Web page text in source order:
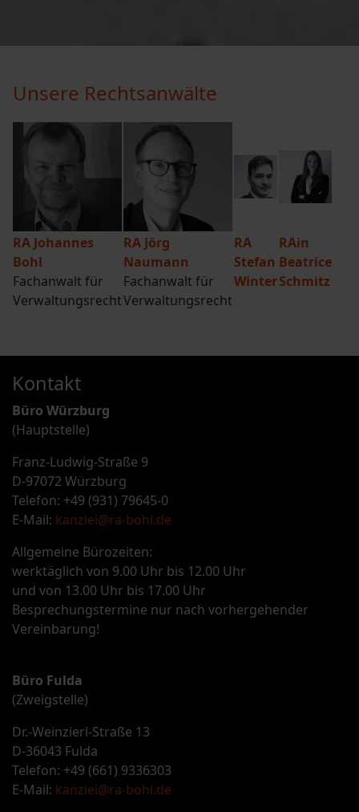
Unsere Rechtsanwälte
RA Johannes
Bohl
Fachanwalt für
Verwaltungsrecht
RA Jörg
Naumann
Fachanwalt für
Verwaltungsrecht
RA
Stefan
Winter
RAin
Beatrice
Schmitz
Kontakt
Büro Würzburg
(Hauptstelle)
Franz-Ludwig-Straße 9
D-97072 Würzburg
Telefon: +49 (931) 79645-0
E-Mail: kanzlei@ra-bohl.de
Allgemeine Bürozeiten:
werktäglich von 9.00 Uhr bis 12.00 Uhr
und von 13.00 Uhr bis 17.00 Uhr
Besprechungstermine nur nach vorhergehender
Vereinbarung!
Büro Fulda
(Zweigstelle)
Dr.-Weinzierl-Straße 13
D-36043 Fulda
Telefon: +49 (661) 9336303
E-Mail: kanzlei@ra-bohl.de